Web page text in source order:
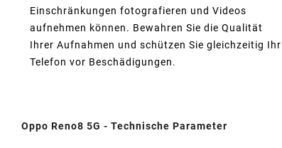
Einschränkungen fotografieren und Videos
aufnehmen können. Bewahren Sie die Qualität
Ihrer Aufnahmen und schützen Sie gleichzeitig Ihr
Telefon vor Beschädigungen.
Oppo Reno8 5G - Technische Parameter